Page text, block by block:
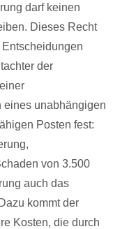
darf keinen
Dieses Recht
der
eines unabhängigen
Posten fest:
von 3.500
auch das
kommt der
Kosten, die durch